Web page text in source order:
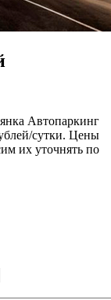
Автопаркинг
сутки. Цены
их уточнять по